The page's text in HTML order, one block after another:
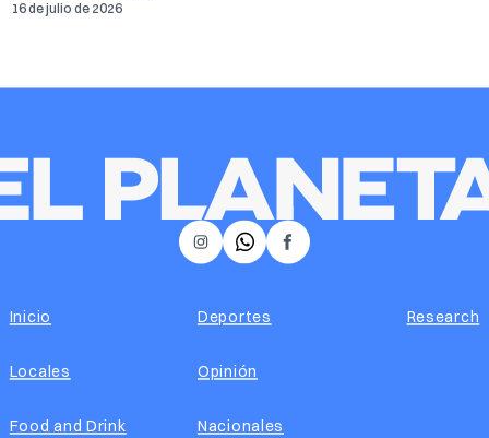
16 de julio de 2026
𝕏 Facebook
Instagram
Inicio
Locales
Food and Drink
Deportes
Opinión
Nacionales
Research